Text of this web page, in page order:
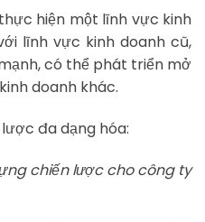
hiện một lĩnh vực kinh
lĩnh vực kinh doanh cũ,
có thể phát triển mở
doanh khác.
đa dạng hóa:
chiến lược cho công ty